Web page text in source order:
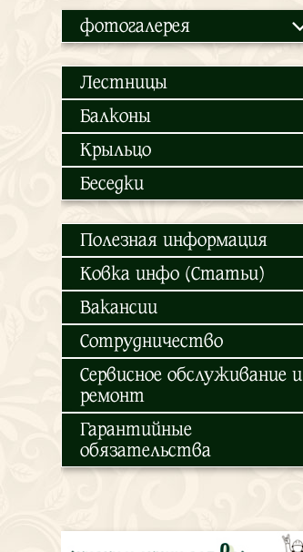
фотогалерея
Лестницы
Балконы
Крыльцо
Беседки
Полезная информация
Ковка инфо (Статьи)
Вакансии
Сотрудничество
Сервисное обслуживание и
ремонт
Гарантийные
обязательства